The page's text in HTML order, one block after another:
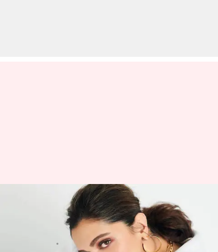
ड्रग मामले में जुड़ा दीपिका पादुकोण
का नाम, NCB करेगी अभिनेत्री की
मैनेजर से पूछताछ
Sep 22, 2020 11:49 am